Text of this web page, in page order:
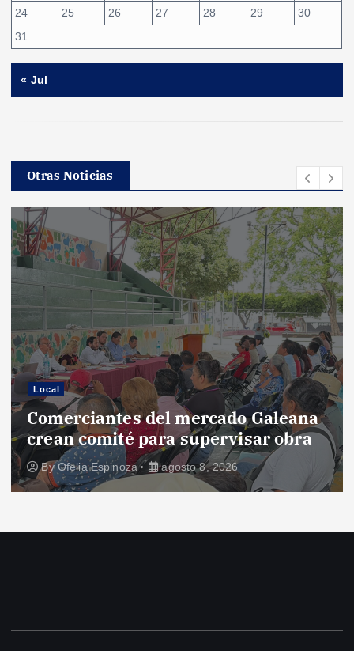
24
25 26 27 28 29
30
31
« Jul
Otras Noticias
Local
Comerciantes del mercado Galeana
crean comité para supervisar obra
ByOfelia Espinoza agosto 8, 2026